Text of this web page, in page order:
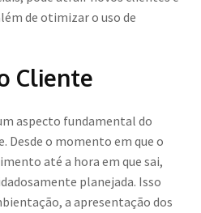
de otimizar o uso de
Cliente
aspecto fundamental do
Desde o momento em que o
até a hora em que sai,
planejada. Isso
a apresentação dos